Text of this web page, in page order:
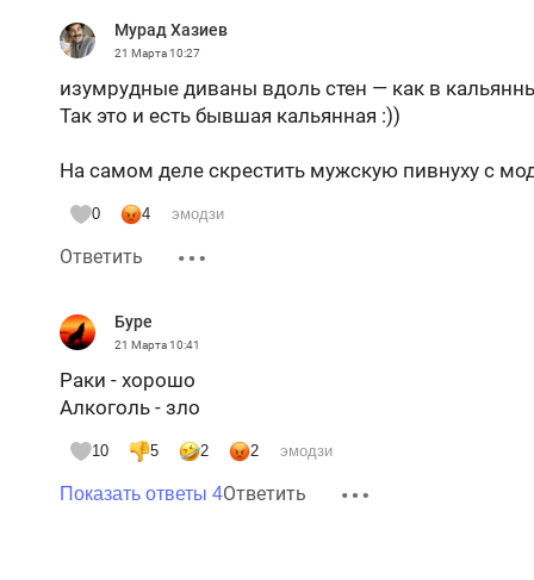
Мурад Хазиев
21 Марта10:27
изумрудные диваны вдоль стен — как в
Так это и есть бывшая кальянная :))
На самом деле скрестить мужскую пивнуху с
0 4 эмодзи
Ответить
Буре
21 Марта10:41
Раки - хорошо
Алкоголь - зло
10 5 2 2 эмодзи
Показать ответы 4Ответить